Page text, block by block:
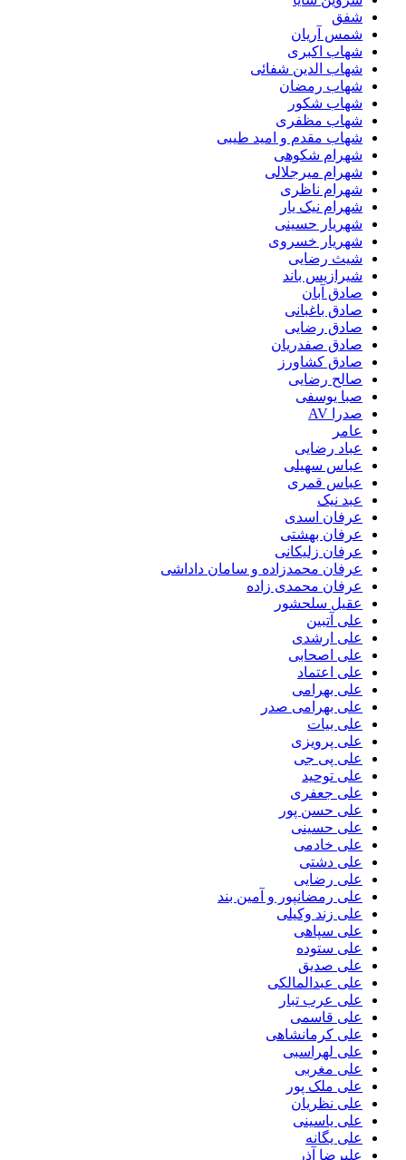
شفق
شمس آریان
شهاب اکبری
شهاب الدین شفائی
شهاب رمضان
شهاب شکور
شهاب مظفری
شهاب مقدم و امید طیبی
شهرام شکوهی
شهرام میرجلالی
شهرام ناظری
شهرام نیک یار
شهریار حسینی
شهریار خسروی
شیث رضایی
شیرازیس باند
صادق آبان
صادق باغبانی
صادق رضایی
صادق صفدریان
صادق کشاورز
صالح رضایی
صبا یوسفی
صدرا AV
عامر
عباد رضایی
عباس سهیلی
عباس قمری
عبد نیک
عرفان اسدی
عرفان بهشتی
عرفان زلیکانی
عرفان محمدزاده و سامان داداشی
عرفان محمدی زاده
عقیل سلحشور
علی آتبین
علی ارشدی
علی اصحابی
علی اعتماد
علی بهرامی
علی بهرامی صدر
علی بیات
علی پرویزی
علی پی جی
علی توحید
علی جعفری
علی حسن پور
علی حسینی
علی خادمی
علی دشتی
علی رضایی
علی رمضانپور و آمین بند
علی زند وکیلی
علی سپاهی
علی ستوده
علی صدیق
علی عبدالمالکی
علی عرب تبار
علی قاسمی
علی کرمانشاهی
علی لهراسبی
علی مغربی
علی ملک پور
علی نظریان
علی یاسینی
علی یگانه
علیرضا آذر